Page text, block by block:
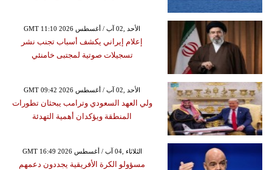
GMT 11:10 2026 الأحد ,02 آب / أغسطس
إعلام إيراني يكشف أسباب تجنب نشر
تسجيلات صوتية لمجتبى خامنئي
GMT 09:42 2026 الأحد ,02 آب / أغسطس
ولي العهد السعودي وترامب يبحثان تطورات
المنطقة ويؤكدان أهمية التهدئة
GMT 16:49 2026 الثلاثاء ,04 آب / أغسطس
مسؤولو الكرة الأفريقية يجددون دعمهم